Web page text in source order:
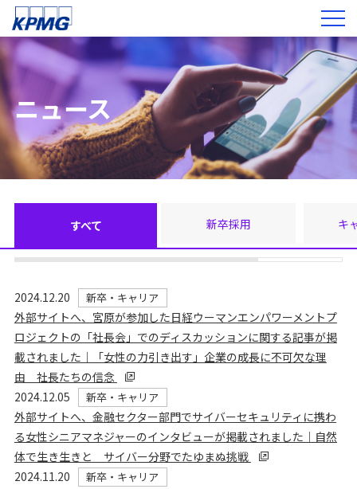
ニュース
すべて 新卒採用 キ
2024.12.20 新卒・キャリア
外部サイトへ、宮原が参加した日経ウーマンエンパワーメントプ
ロジェクトの「社長会」でのディスカッションに関する記事が掲
載されました｜「女性の力引き出す」企業の成長に不可欠な理
由 社長たちの信念
2024.12.05
新卒・キャリア
外部サイトへ、金融セクター部門でサイバーセキュリティに携わ
る女性シニアマネジャーのインタビューが掲載されました｜自然
体で生き生きと サイバー分野でたゆまぬ挑戦
2024.11.20
新卒・キャリア